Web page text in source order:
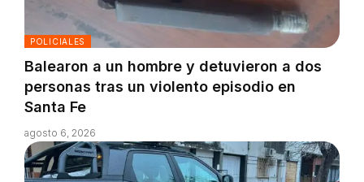
POLICIALES
Balearon a un hombre y detuvieron a dos
personas tras un violento episodio en
Santa Fe
agosto 6, 2026